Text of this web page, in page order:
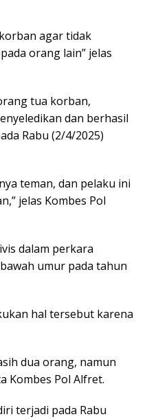
agar tidak
orang lain” jelas
tua korban,
dan berhasil
Rabu (2/4/2025)
teman, dan pelaku ini
jelas Kombes Pol
dalam perkara
umur pada tahun
hal tersebut karena
dua orang, namun
Kombes Pol Alfret.
terjadi pada Rabu